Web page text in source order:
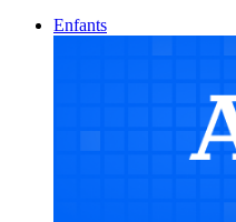
Enfants